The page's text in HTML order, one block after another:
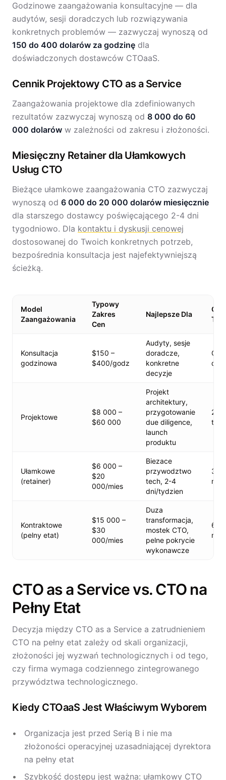
Godzinowe zaangażowania konsultacyjne — dla
audytów, sesji doradczych lub rozwiązywania
konkretnych problemów — zazwyczaj wynoszą od
150 do 400 dolarów za godzinę dla
doświadczonych dostawców CTOaaS.
Cennik Projektowy CTO as a Service
Zaangażowania projektowe dla zdefiniowanych
rezultatów zazwyczaj wynoszą od 8 000 do 60
000 dolarów w zależności od zakresu i złożoności.
Miesięczny Retainer dla Ułamkowych
Usług CTO
Bieżące ułamkowe zaangażowania CTO zazwyczaj
wynoszą od 6 000 do 20 000 dolarów miesięcznie
dla starszego dostawcy poświęcającego 2-4 dni
tygodniowo. Dla kontaktu i dyskusji cenowej
dostosowanej do Twoich konkretnych potrzeb,
bezpośrednia konsultacja jest najefektywniejszą
ścieżką.
Model
Zaangażowania
Typowy
Zakres
Cen
Najlepsze Dla
Konsultacja
godzinowa
$150 –
$400/godz
Audyty, sesje
doradcze,
konkretne
decyzje
do
Projektowe
$8 000 –
$60 000
Projekt
architektury,
przygotowanie
due diligence,
launch
produktu
2–8
Ułamkowe
(retainer)
$6 000 –
$20
000/mies
Biezace
przywodztwo
tech, 2-4
dni/tydzien
Kontraktowe
(pelny etat)
$15 000 –
$30
000/mies
Duza
transformacja,
mostek CTO,
pelne pokrycie
wykonawcze
CTO as a Service vs. CTO na
Pełny Etat
Decyzja między CTO as a Service a zatrudnieniem
CTO na pełny etat zależy od skali organizacji,
złożoności jej wyzwań technologicznych i od tego,
czy firma wymaga codziennego zintegrowanego
przywództwa technologicznego.
Kiedy CTOaaS Jest Właściwym Wyborem
Organizacja jest przed Serią B i nie ma
złożoności operacyjnej uzasadniającej dyrektora
na pełny etat
Szybkość dostępu jest ważna: ułamkowy CTO